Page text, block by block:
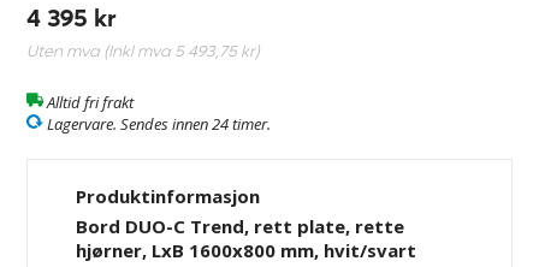
4 395 kr
Uten mva (Inkl mva 5 493,75 kr)
Alltid fri frakt
Lagervare. Sendes innen 24 timer.
Produktinformasjon
Bord DUO-C Trend, rett plate, rette
hjørner, LxB 1600x800 mm, hvit/svart